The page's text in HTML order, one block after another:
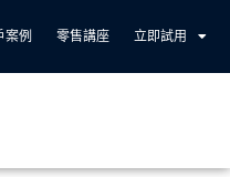
案例 零售講座 立即試用